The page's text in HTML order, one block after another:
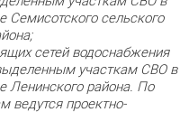
Семисотского сельского
сетей водоснабжения
участкам СВО в
Ленинского района. По
ведутся проектно-